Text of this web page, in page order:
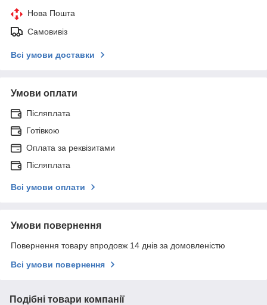
Нова Пошта
Самовивіз
Всі умови доставки
Умови оплати
Післяплата
Готівкою
Оплата за реквізитами
Післяплата
Всі умови оплати
Умови повернення
Повернення товару впродовж 14 днів за домовленістю
Всі умови повернення
Подібні товари компанії